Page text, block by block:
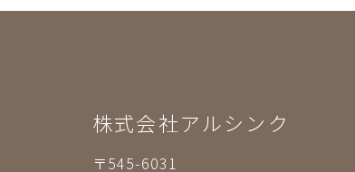
株式会社アルシンク
〒545-6031